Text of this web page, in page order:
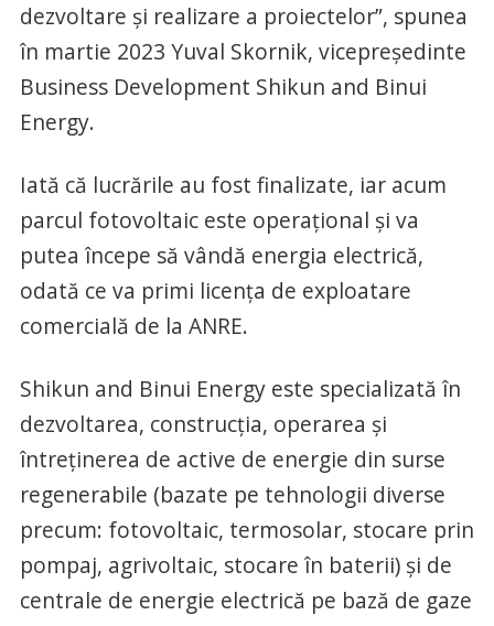
dezvoltare și realizare a proiectelor”, spunea
în martie 2023 Yuval Skornik, vicepreședinte
Business Development Shikun and Binui
Energy.
Iată că lucrările au fost finalizate, iar acum
parcul fotovoltaic este operațional și va
putea începe să vândă energia electrică,
odată ce va primi licența de exploatare
comercială de la ANRE.
Shikun and Binui Energy este specializată în
dezvoltarea, construcția, operarea și
întreținerea de active de energie din surse
regenerabile (bazate pe tehnologii diverse
precum: fotovoltaic, termosolar, stocare prin
pompaj, agrivoltaic, stocare în baterii) și de
centrale de energie electrică pe bază de gaze